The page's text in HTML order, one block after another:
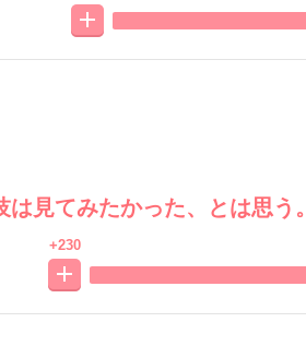
見てみたかった、とは思う。
+230